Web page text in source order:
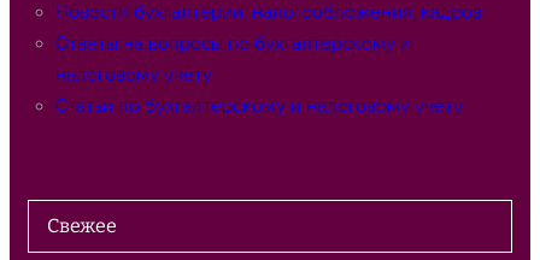
Новости бухгалтерии, налогообложения, кадров
Ответы на вопросы по бухгалтерскому и
налоговому учёту
Статьи по бухгалтерскому и налоговому учёту
Свежее